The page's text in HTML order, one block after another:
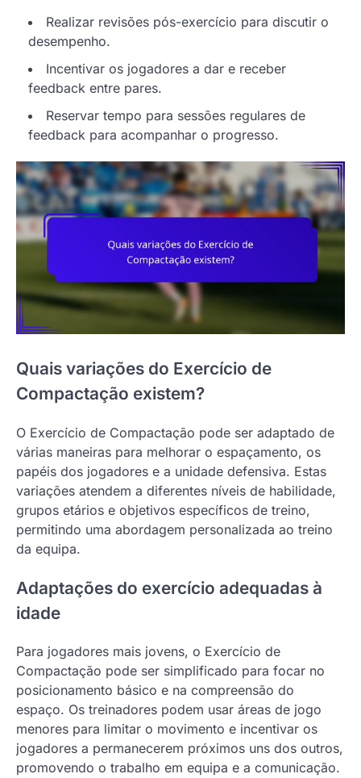
Realizar revisões pós-exercício para discutir o
desempenho.
Incentivar os jogadores a dar e receber
feedback entre pares.
Reservar tempo para sessões regulares de
feedback para acompanhar o progresso.
Quais variações do Exercício de
Compactação existem?
O Exercício de Compactação pode ser adaptado de
várias maneiras para melhorar o espaçamento, os
papéis dos jogadores e a unidade defensiva. Estas
variações atendem a diferentes níveis de habilidade,
grupos etários e objetivos específicos de treino,
permitindo uma abordagem personalizada ao treino
da equipa.
Adaptações do exercício adequadas à
idade
Para jogadores mais jovens, o Exercício de
Compactação pode ser simplificado para focar no
posicionamento básico e na compreensão do
espaço. Os treinadores podem usar áreas de jogo
menores para limitar o movimento e incentivar os
jogadores a permanecerem próximos uns dos outros,
promovendo o trabalho em equipa e a comunicação.